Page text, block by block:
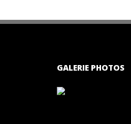
GALERIE PHOTOS